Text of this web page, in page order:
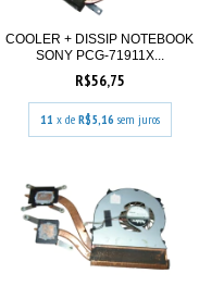
COOLER + DISSIP NOTEBOOK
SONY PCG-71911X...
R$56,75
11 x de R$5,16 sem juros